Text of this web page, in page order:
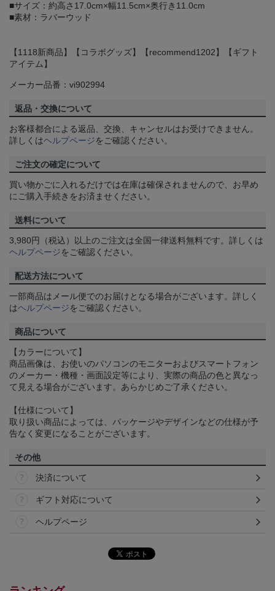
■サイズ：約高さ17.0cm×幅11.5cm×奥行き11.0cm
■素材：ラバーウッド
【1118新商品】【コラボグッズ】【recommend1202】【ギフト
アイテム】
メーカー品番：vi902994
返品・交換について
お客様都合による返品、交換、キャンセルはお受けできません。
詳しくはヘルプページをご確認ください。
ご注文の確定について
買い物かごに入れるだけでは在庫は確保されませんので、お早め
にご購入手続きをお済ませください。
送料について
3,980円（税込）以上のご注文は全国一律送料無料です。詳しくは
ヘルプページをご確認ください。
配送方法について
一部商品はメール便でのお届けとなる場合がございます。詳しく
はヘルプページをご確認ください。
商品について
【カラーについて】
商品画像は、お使いのパソコンのモニターおよびスマートフォン
のメーカー・機種・画面設定等により、実際の商品の色と異なっ
て見える場合がございます。あらかじめご了承ください。
【仕様について】
取り扱い商品によっては、パッケージやデザインなどの仕様が予
告なく変更になることがございます。
その他
決済について
ギフト対応について
ヘルプページ